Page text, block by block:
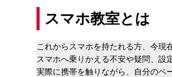
スマホ教室とは
これからスマホを持たれる方、今現
スマホへ乗りかえる不安や疑問、設
実際に携帯を触りながら、自分のペ